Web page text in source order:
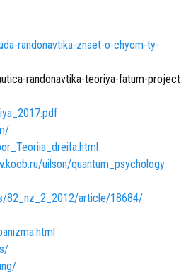
randonavtika-znaet-o-chyom-ty-
randonavtika-teoriya-fatum-project
uilson/quantum_psychology
82_nz_2_2012/article/18684/